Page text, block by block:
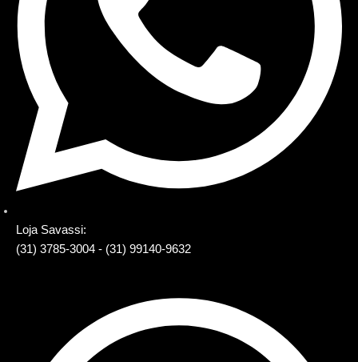
Loja Savassi:
(31) 3785-3004 - (31) 99140-9632